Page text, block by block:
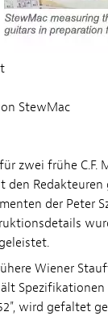
StewMac
für zwei frühe C.F.
den Redakteuren
der Peter
Wiener
Spezifikationen
wird gefaltet